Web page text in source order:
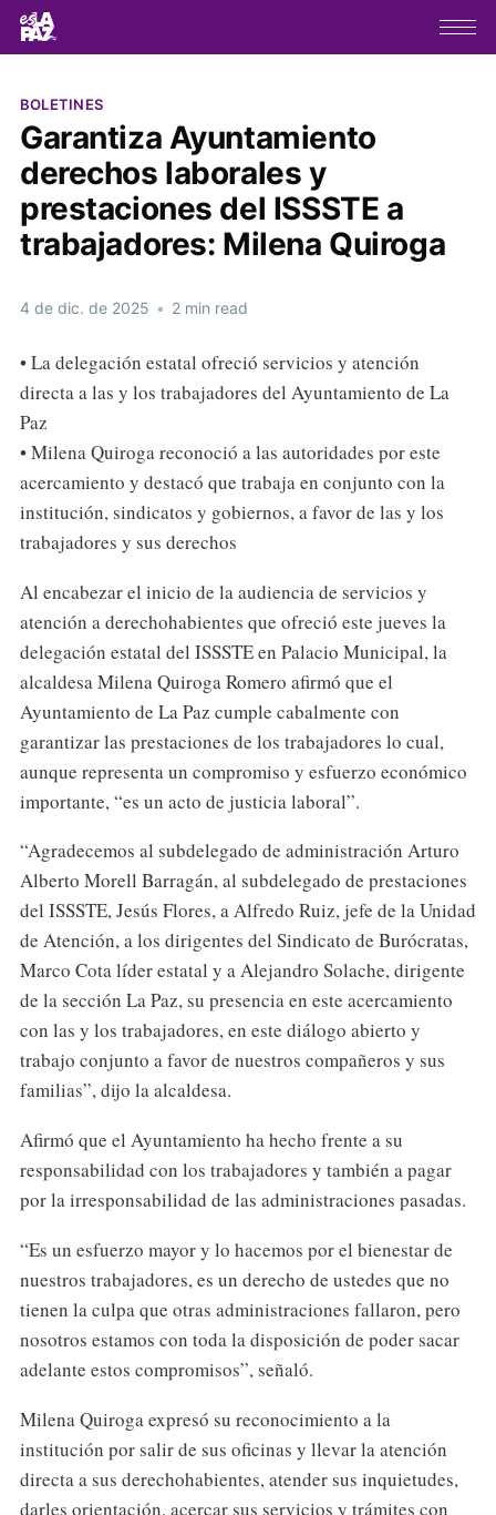
BOLETINES
Garantiza Ayuntamiento
derechos laborales y
prestaciones del ISSSTE a
trabajadores: Milena Quiroga
4 de dic. de 2025 • 2 min read
• La delegación estatal ofreció servicios y atención
directa a las y los trabajadores del Ayuntamiento de La
Paz
• Milena Quiroga reconoció a las autoridades por este
acercamiento y destacó que trabaja en conjunto con la
institución, sindicatos y gobiernos, a favor de las y los
trabajadores y sus derechos
Al encabezar el inicio de la audiencia de servicios y
atención a derechohabientes que ofreció este jueves la
delegación estatal del ISSSTE en Palacio Municipal, la
alcaldesa Milena Quiroga Romero afirmó que el
Ayuntamiento de La Paz cumple cabalmente con
garantizar las prestaciones de los trabajadores lo cual,
aunque representa un compromiso y esfuerzo económico
importante, “es un acto de justicia laboral”.
“Agradecemos al subdelegado de administración Arturo
Alberto Morell Barragán, al subdelegado de prestaciones
del ISSSTE, Jesús Flores, a Alfredo Ruiz, jefe de la Unidad
de Atención, a los dirigentes del Sindicato de Burócratas,
Marco Cota líder estatal y a Alejandro Solache, dirigente
de la sección La Paz, su presencia en este acercamiento
con las y los trabajadores, en este diálogo abierto y
trabajo conjunto a favor de nuestros compañeros y sus
familias”, dijo la alcaldesa.
Afirmó que el Ayuntamiento ha hecho frente a su
responsabilidad con los trabajadores y también a pagar
por la irresponsabilidad de las administraciones pasadas.
“Es un esfuerzo mayor y lo hacemos por el bienestar de
nuestros trabajadores, es un derecho de ustedes que no
tienen la culpa que otras administraciones fallaron, pero
nosotros estamos con toda la disposición de poder sacar
adelante estos compromisos”, señaló.
Milena Quiroga expresó su reconocimiento a la
institución por salir de sus oficinas y llevar la atención
directa a sus derechohabientes, atender sus inquietudes,
darles orientación, acercar sus servicios y trámites con